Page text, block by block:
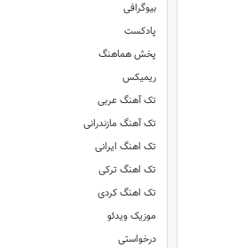
بیوگرافی
پادکست
پخش هماهنگ
ریمیکس
تک آهنگ عربی
تک آهنگ مازندرانی
تک اهنگ ایرانی
تک اهنگ ترکی
تک اهنگ کردی
موزیک ویدئو
درخواستی